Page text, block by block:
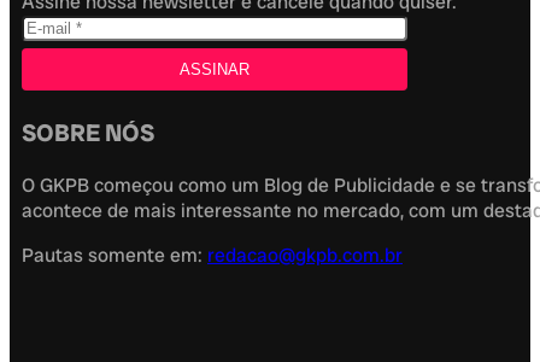
SOBRE NÓS
O GKPB começou como um Blog de Publicidade e se
acontece de mais interessante no mercado, com um
Pautas somente em: redacao@gkpb.com.br